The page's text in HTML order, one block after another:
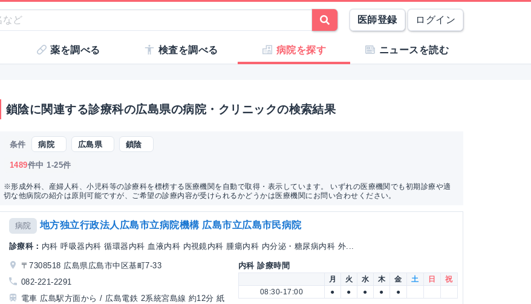
医師登録 ログイン
薬を調べる 検査を調べる 病院を探す ニュースを読む
鎖陰に関連する診療科の広島県の病院・クリニックの検索結果
条件 病院 広島県 鎖陰
1489件中 1-25件
※形成外科、産婦人科、小児科等の診療科を標榜する医療機関を自動で取得・表示しています。 いずれの医療機関でも初期診療や適
切な他病院の紹介は原則可能ですが、ご希望の診療内容が受けられるかどうかは医療機関にお問い合わせください。
病院 地方独立行政法人広島市立病院機構 広島市立広島市民病院
診療科： 内科 呼吸器内科 循環器内科 血液内科 内視鏡内科 腫瘍内科 内分泌・糖尿病内科 外...
〒7308518 広島県広島市中区基町7-33
082-221-2291
電車 広島駅方面から / 広島電鉄 2系統宮島線 約12分 紙
内科 診療時間
月 火 水 木 金 土 日
祝
08:30-17:00
● ● ● ● ●